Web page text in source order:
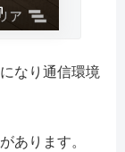
なり通信環境
あります。